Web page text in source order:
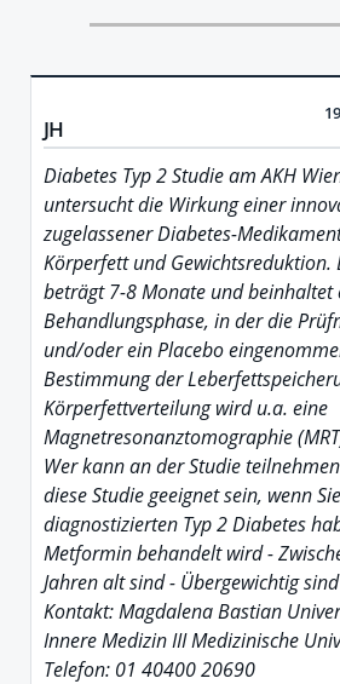
JH
Diabetes Typ 2 Studie am AKH
untersucht die Wirkung einer
zugelassener Diabetes-
Körperfett und Gewichtsreduktion.
beträgt 7-8 Monate und beinhaltet
Behandlungsphase, in der die
und/oder ein Placebo
Bestimmung der
Körperfettverteilung wird u.a. eine
Magnetresonanztomographie
Wer kann an der Studie
diese Studie geeignet sein, wenn
diagnostizierten Typ 2 Diabetes
Metformin behandelt wird -
Jahren alt sind - Übergewichtig
Kontakt: Magdalena Bastian
Innere Medizin III Medizinische
Telefon: 01 40400 20690